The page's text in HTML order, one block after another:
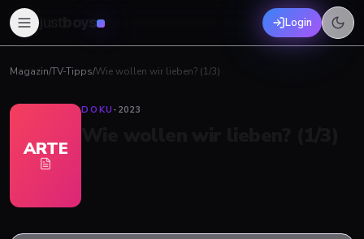
boys Login
Magazin/TV-Tipps/Wie wollen wir lieben? (1/3)
ARTE
DOKU· 2023